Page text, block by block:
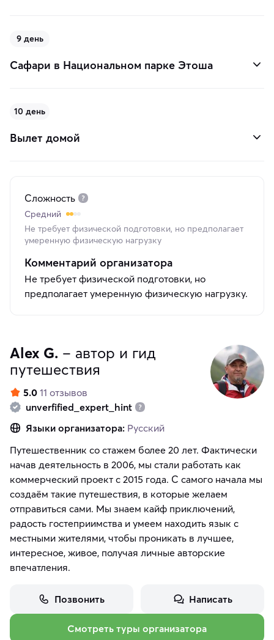
9 день
Сафари в Национальном парке Этоша
10 день
Вылет домой
Сложность
Средний
Не требует физической подготовки, но предполагает
умеренную физическую нагрузку
Комментарий организатора
Не требует физической подготовки, но
предполагает умеренную физическую нагрузку.
Alex G. – автор и гид
путешествия
5.0 11 отзывов
unverfified_expert_hint
Языки организатора: Русский
Путешественник со стажем более 20 лет. Фактически
начав деятельность в 2006, мы стали работать как
коммерческий проект с 2015 года. С самого начала мы
создаём такие путешествия, в которые желаем
отправиться сами. Мы знаем кайф приключений,
радость гостеприимства и умеем находить язык с
местными жителями, чтобы проникать в лучшее,
интересное, живое, получая личные авторские
впечатления.
Позвонить Написать
Смотреть туры организатора